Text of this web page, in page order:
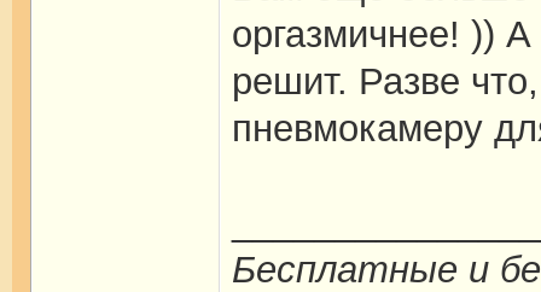
оргазмичнее! ))
решит. Разве
пневмокамеру
Бесплатные и